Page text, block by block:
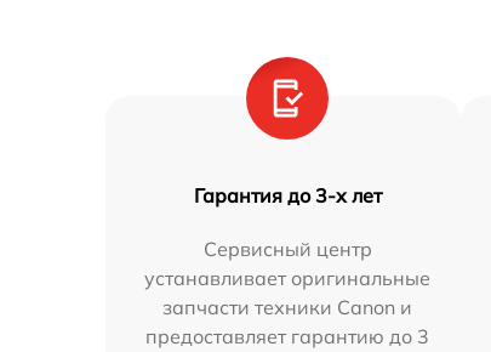
Гарантия до 3-х лет
Сервисный центр
устанавливает оригинальные
запчасти техники Canon и
предоставляет гарантию до 3